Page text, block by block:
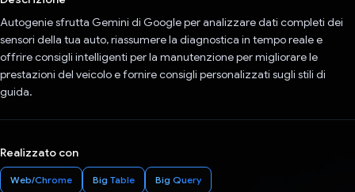
Autogenie sfrutta Gemini di Google per analizzare dati completi dei
sensori della tua auto, riassumere la diagnostica in tempo reale e
offrire consigli intelligenti per la manutenzione per migliorare le
prestazioni del veicolo e fornire consigli personalizzati sugli stili di
guida.
Realizzato con
Web/Chrome Big Table Big Query